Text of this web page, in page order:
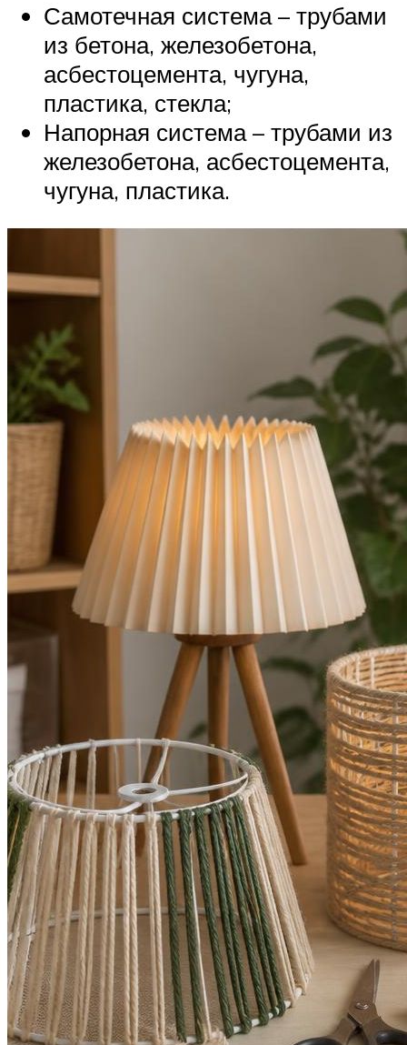
Самотечная система – трубами
из бетона, железобетона,
асбестоцемента, чугуна,
пластика, стекла;
Напорная система – трубами из
железобетона, асбестоцемента,
чугуна, пластика.